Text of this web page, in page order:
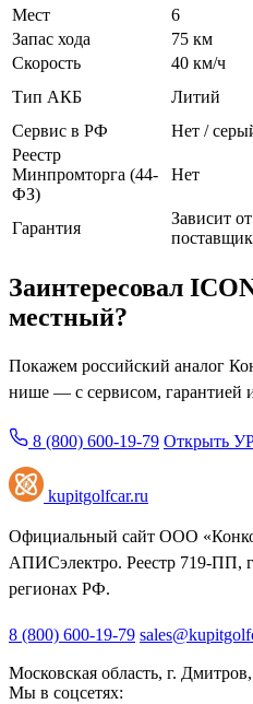
Мест
6
Запас хода
75 км
Скорость
40 км/ч
Тип АКБ
Литий
Сервис в РФ
Нет /
Реестр
Минпромторга (44-
ФЗ)
Нет
Гарантия
Зависит от
Заинтересовал
местный?
Покажем российский аналог
нише — с сервисом, гарантией
8 (800) 600-19-79 Открыть
kupitgolfcar.ru
Официальный сайт ООО
АПИСэлектро. Реестр 719-ПП,
регионах РФ.
8 (800) 600-19-79
Московская область, г.
Мы в соцсетях: